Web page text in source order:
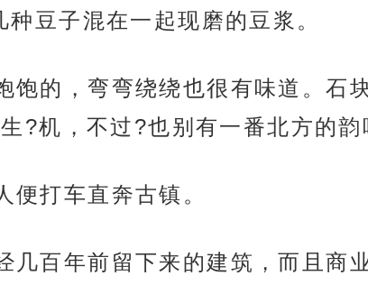
豆子混在一起现磨的豆浆。
的，弯弯绕绕也很有味道。石
?机，不过?也别有一番北方的韵
打车直奔古镇。
几百年前留下来的建筑，而且商